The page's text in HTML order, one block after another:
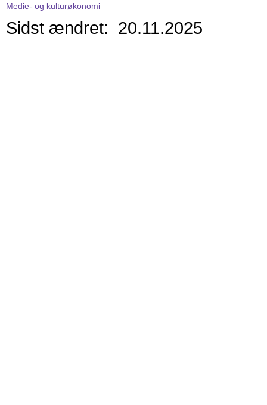
Medie- og kulturøkonomi
Sidst ændret: 20.11.2025